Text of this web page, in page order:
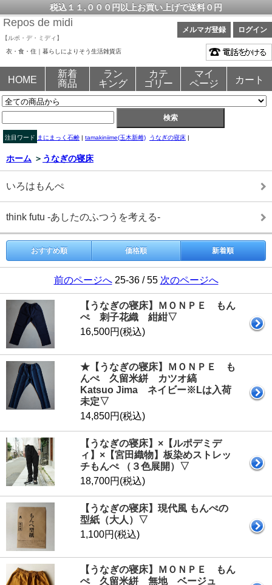
税込１１,０００円以上お買い上げで送料０円
Repos de midi
【ルポ・デ・ミディ】
メルマガ登録 ログイン
衣・食・住｜暮らしによりそう生活雑貨店
HOME
新着
商品
ラン
キング
カテ
ゴリー
マイ
ページ
カート
注目ワード まにまっく石鹸 | tamakiniime(玉木新雌) うなぎの寝床 |
ホーム ＞ うなぎの寝床
いろはもんぺ
think futu -あしたのふつうを考える-
おすすめ順 価格順 新着順
前のページへ25-36 / 55 次のページへ
【うなぎの寝床】ＭＯＮＰＥ もん
ぺ 刺子花織 紺紺▽
16,500円(税込)
★【うなぎの寝床】ＭＯＮＰＥ も
んぺ 久留米絣 カツオ縞
Katsuo Jima ネイビー※Lは入荷
未定▽
14,850円(税込)
【うなぎの寝床】×【ルポデミデ
ィ】×【宮田織物】板染めストレッ
チもんぺ （３色展開）▽
18,700円(税込)
【うなぎの寝床】現代風 もんぺの
型紙（大人）▽
1,100円(税込)
【うなぎの寝床】ＭＯＮＰＥ もん
ぺ 久留米絣 無地 ベージュ